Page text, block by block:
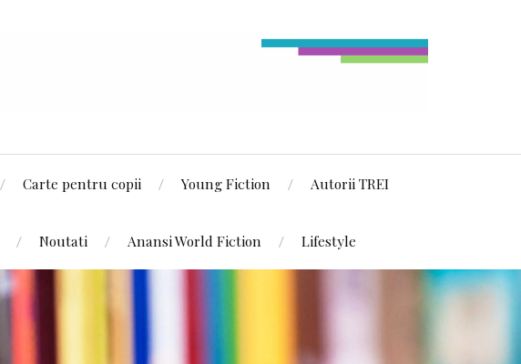
Carte pentru copii Young Fiction Autorii TREI
Noutati Anansi World Fiction Lifestyle